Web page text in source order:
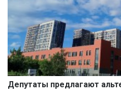
Депутаты предлагают